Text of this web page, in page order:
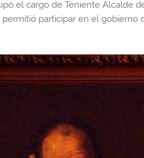
el cargo de Teniente Alcalde
permitió participar en el